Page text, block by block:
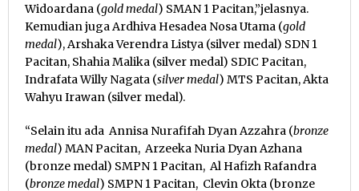
Widoardana (gold medal) SMAN 1 Pacitan,”jelasnya.
Kemudian juga Ardhiva Hesadea Nosa Utama (gold
medal), Arshaka Verendra Listya (silver medal) SDN 1
Pacitan, Shahia Malika (silver medal) SDIC Pacitan,
Indrafata Willy Nagata (silver medal) MTS Pacitan, Akta
Wahyu Irawan (silver medal).
“Selain itu ada Annisa Nurafifah Dyan Azzahra (bronze
medal) MAN Pacitan, Arzeeka Nuria Dyan Azhana
(bronze medal) SMPN 1 Pacitan, Al Hafizh Rafandra
(bronze medal) SMPN 1 Pacitan, Clevin Okta (bronze